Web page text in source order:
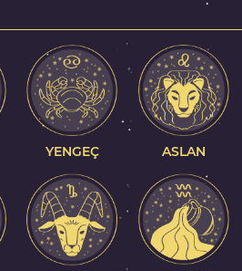
YENGEÇ ASLAN
çifte